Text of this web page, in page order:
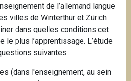
de l’allemand langue
villes de Winterthur et Zürich
dans quelles conditions cet
le plus l’apprentissage. L’étude
suivantes :
(dans l'enseignement, au sein